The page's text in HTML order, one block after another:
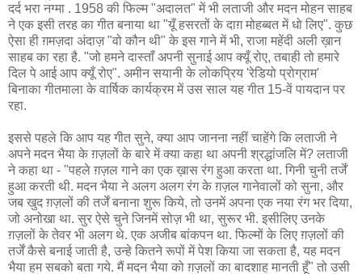
दर्द भरा नग्मा . 1958 की फिल्म "अदालत" में भी लताजी और मदन मोहन साहब
ने एक इसी तरह का गीत बनाया था "यूँ हसरतों के दाग़ मोहब्बत में धो लिए". कुछ
ऐसा ही ग़मज़दा अंदाज़ "वो कौन थी" के इस गाने में भी, राजा महेंदी अली ख़ान
साहब का रहा है. "जो हमने दास्ताँ अपनी सुनाई आप क्यूँ रोए, तबाही तो हमारे
दिल पे आई आप क्यूँ रोए". अमीन सयानी के लोकप्रिय 'रेडियो प्रोग्राम'
बिनाका गीतमाला के वार्षिक कार्यक्रम में उस साल यह गीत 15-वें पायदान पर
रहा.
इससे पहले कि आप यह गीत सुने, क्या आप जानना नहीं चाहेंगे कि लताजी ने
अपने मदन भैया के ग़ज़लों के बारे में क्या कहा था अपनी श्रद्धांजलि में? लताजी
ने कहा था - "पहले ग़ज़ल गाने का एक ख़ास रंग हुआ करता था. गिनी चुनी तर्जें
हुआ करती थी. मदन भैया ने अलग अलग रंग के ग़ज़ल गानेवालों को सुना, और
जब खुद ग़ज़लों की तर्जें बनाना शुरू किये, तो उनमें अपना एक नया रंग भर दिया,
जो अनोखा था. सुर ऐसे चुने जिनमें सोज़ भी था, सुरूर भी. इसीलिए उनके
ग़ज़लों के तेवर भी अलग थे. एक अजीब बांकपन था. फिल्मों के लिए ग़ज़लों की
तर्जें कैसे बनाई जाती है, उन्हे कितने रूपों में पेश किया जा सकता है, यह मदन
भैया हम सबको बता गये. मैं मदन भैया को ग़ज़लों का बादशाह मानती हूँ" तो उसी